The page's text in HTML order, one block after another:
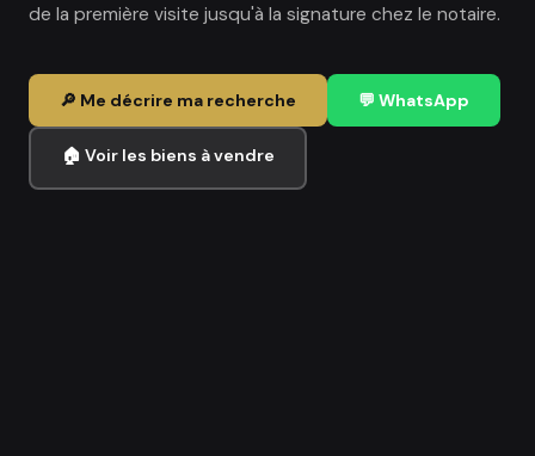
de la première visite jusqu'à la signature chez le notaire.
🔎 Me décrire ma recherche 💬 WhatsApp
🏠 Voir les biens à vendre